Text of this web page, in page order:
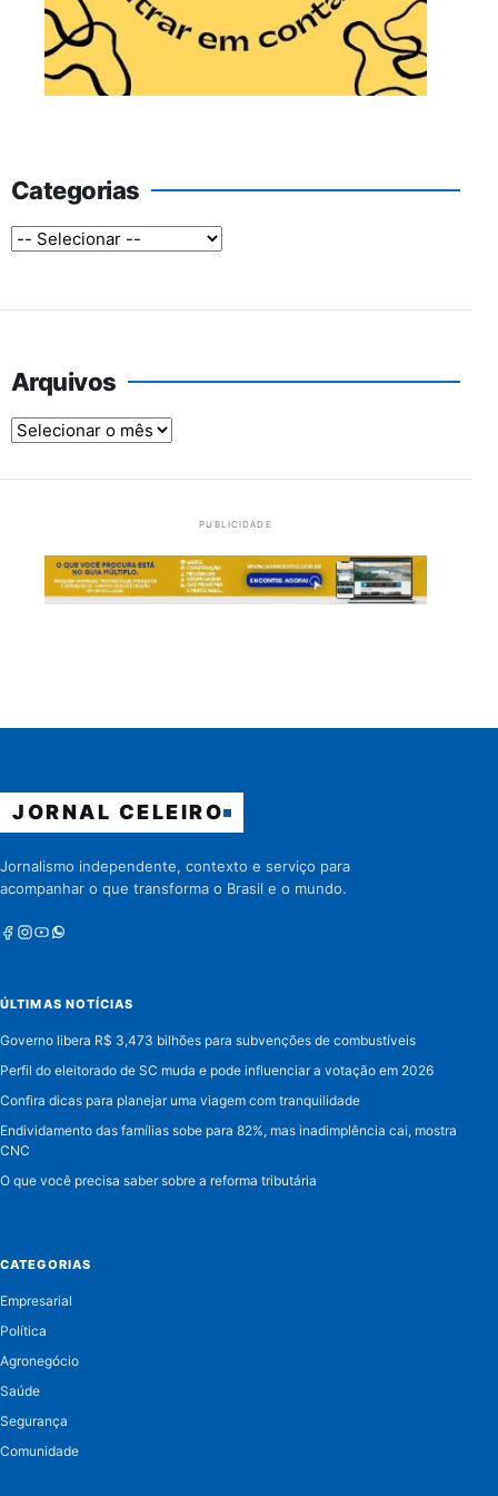
Categorias
Arquivos
Arquivos
PUBLICIDADE
JORNAL CELEIRO
Jornalismo independente, contexto e serviço para
acompanhar o que transforma o Brasil e o mundo.
Facebook
Instagram
Youtube
Whatsapp
ÚLTIMAS NOTÍCIAS
Governo libera R$ 3,473 bilhões para subvenções de combustíveis
Perfil do eleitorado de SC muda e pode influenciar a votação em 2026
Confira dicas para planejar uma viagem com tranquilidade
Endividamento das famílias sobe para 82%, mas inadimplência cai, mostra
CNC
O que você precisa saber sobre a reforma tributária
CATEGORIAS
Empresarial
Política
Agronegócio
Saúde
Segurança
Comunidade